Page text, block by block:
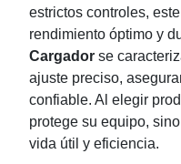
estrictos controles,
rendimiento óptimo y
Cargador se
ajuste preciso,
confiable. Al elegir
protege su equipo,
vida útil y eficiencia.